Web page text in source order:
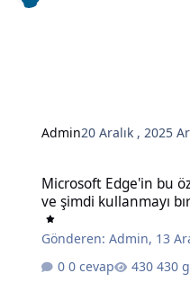
Admin20 Aralık , 2025
Microsoft Edge'in bu
ve şimdi kullanmayı
Gönderen:Admin, 13
0 cevap
430